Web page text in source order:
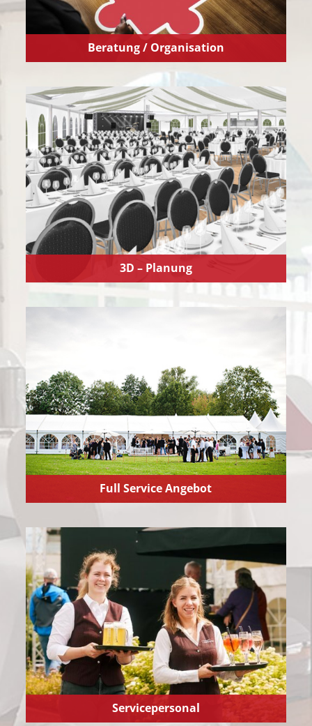
Beratung / Organisation
3D – Planung
Full Service Angebot
Servicepersonal